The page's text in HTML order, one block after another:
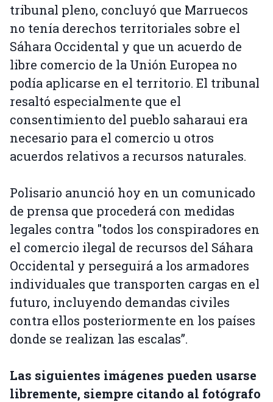
tribunal pleno, concluyó que Marruecos
no tenía derechos territoriales sobre el
Sáhara Occidental y que un acuerdo de
libre comercio de la Unión Europea no
podía aplicarse en el territorio. El tribunal
resaltó especialmente que el
consentimiento del pueblo saharaui era
necesario para el comercio u otros
acuerdos relativos a recursos naturales.
Polisario anunció hoy en un comunicado
de prensa que procederá con medidas
legales contra "todos los conspiradores en
el comercio ilegal de recursos del Sáhara
Occidental y perseguirá a los armadores
individuales que transporten cargas en el
futuro, incluyendo demandas civiles
contra ellos posteriormente en los países
donde se realizan las escalas”.
Las siguientes imágenes pueden usarse
libremente, siempre citando al fotógrafo